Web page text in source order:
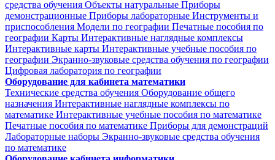
средства обучения Объекты натуральные Приборы
демонстрационные Приборы лабораторные Инструменты и
приспособления Модели по географии Печатные пособия по
географии Карты Интерактивные наглядные комплексы
Интерактивные карты Интерактивные учебные пособия по
географии Экранно-звуковые средства обучения по географии
Цифровая лаборатория по географии
Оборудование для кабинета математики
Технические средства обучения Оборудование общего
назначения Интерактивные наглядные комплексы по
математике Интерактивные учебные пособия по математике
Печатные пособия по математике Приборы для демонстраций
Лабораторные наборы Экранно-звуковые средства обучения
по математике